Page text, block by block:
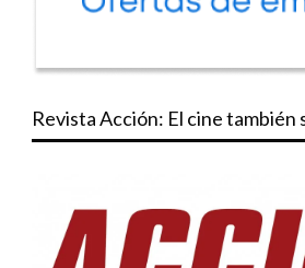
Revista Acción: El cine también